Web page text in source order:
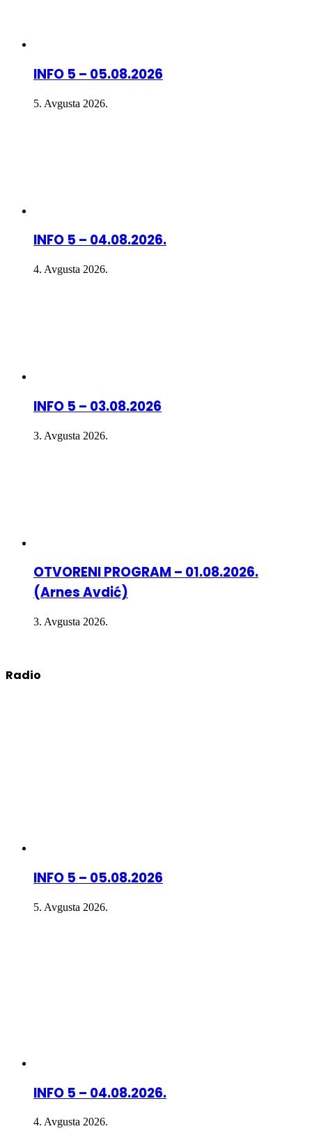
INFO 5 – 05.08.2026
5. Avgusta 2026.
INFO 5 – 04.08.2026.
4. Avgusta 2026.
INFO 5 – 03.08.2026
3. Avgusta 2026.
OTVORENI PROGRAM – 01.08.2026.
(Arnes Avdić)
3. Avgusta 2026.
Radio
INFO 5 – 05.08.2026
5. Avgusta 2026.
INFO 5 – 04.08.2026.
4. Avgusta 2026.